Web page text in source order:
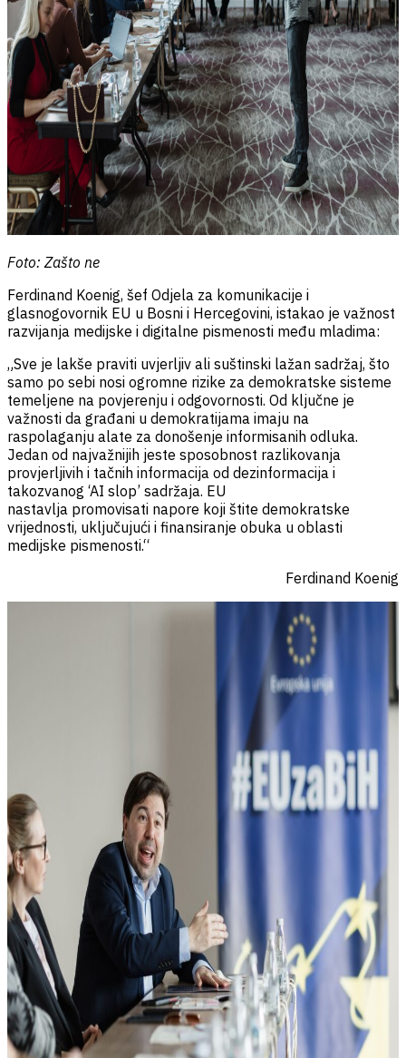
Foto: Zašto ne
Ferdinand Koenig, šef Odjela za komunikacije i
glasnogovornik EU u Bosni i Hercegovini, istakao je važnost
razvijanja medijske i digitalne pismenosti među mladima:
„Sve je lakše praviti uvjerljiv ali suštinski lažan sadržaj, što
samo po sebi nosi ogromne rizike za demokratske sisteme
temeljene na povjerenju i odgovornosti. Od ključne je
važnosti da građani u demokratijama imaju na
raspolaganju alate za donošenje informisanih odluka.
Jedan od najvažnijih jeste sposobnost razlikovanja
provjerljivih i tačnih informacija od dezinformacija i
takozvanog ‘AI slop’ sadržaja. EU
nastavlja promovisati napore koji štite demokratske
vrijednosti, uključujući i finansiranje obuka u oblasti
medijske pismenosti.“
Ferdinand Koenig